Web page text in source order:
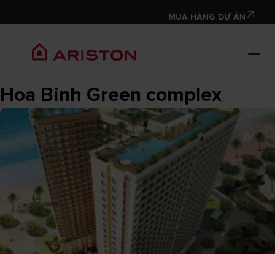
MUA HÀNG DỰ ÁN
Hoa Binh Green complex